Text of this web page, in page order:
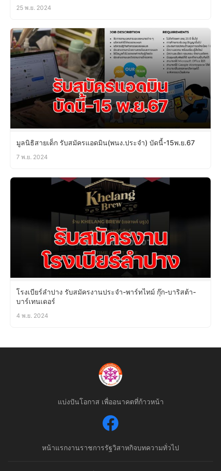
25 พ.ย. 2024
มูลนิธิสายเด็ก รับสมัครแอดมิน(พนง.ประจำ) บัดนี้-15พ.ย.67
7 พ.ย. 2024
โรงเบียร์ลำปาง รับสมัครงานประจำ-พาร์ทไทม์ กุ๊ก-บาริสต้า-
บาร์เทนเดอร์
4 พ.ย. 2024
แบ่งปันโอกาส เพื่ออนาคตที่ก้าวหน้า
หน้าแรกงานราชการรัฐวิสาหกิจบทความทั่วไป